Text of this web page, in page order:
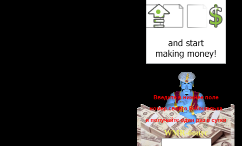
Введите в нижнее поле
номер своего R-Кошелька
и получайте один раз в сутки
WMR-бонус